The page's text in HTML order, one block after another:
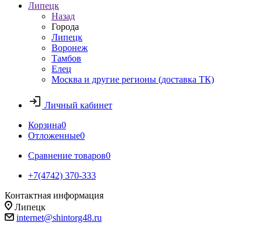
Липецк
Назад
Города
Липецк
Воронеж
Тамбов
Елец
Москва и другие регионы (доставка ТК)
Личный кабинет
Корзина0
Отложенные0
Сравнение товаров0
+7(4742) 370-333
Контактная информация
Липецк
internet@shintorg48.ru